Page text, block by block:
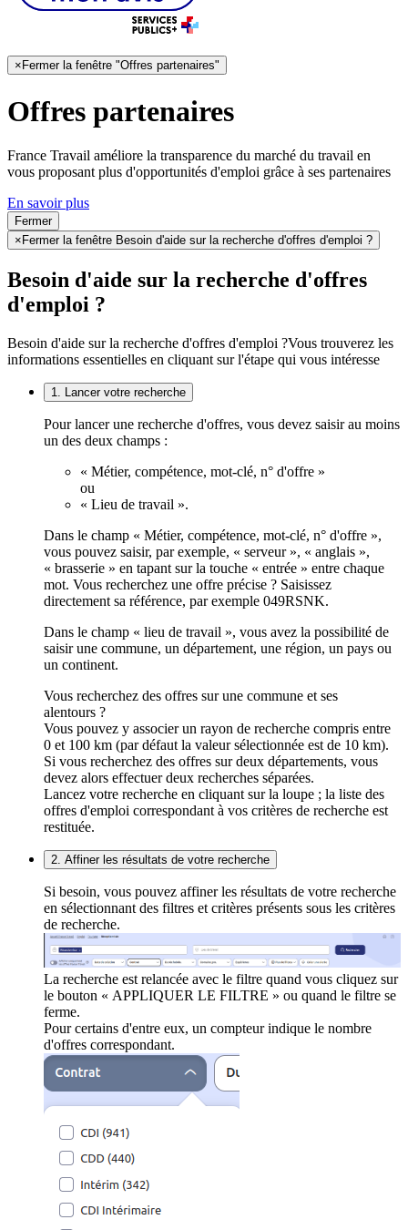
× Fermer la fenêtre "Offres partenaires"
Offres partenaires
France Travail améliore la transparence du marché du travail en
vous proposant plus d'opportunités d'emploi grâce à ses partenaires
En savoir plus
Fermer
× Fermer la fenêtre Besoin d'aide sur la recherche d'offres d'emploi ?
Besoin d'aide sur la recherche d'offres
d'emploi ?
Besoin d'aide sur la recherche d'offres d'emploi ?Vous trouverez les
informations essentielles en cliquant sur l'étape qui vous intéresse
1. Lancer votre recherche
Pour lancer une recherche d'offres, vous devez saisir au moins
un des deux champs :
« Métier, compétence, mot-clé, n° d'offre »
ou
« Lieu de travail ».
Dans le champ « Métier, compétence, mot-clé, n° d'offre »,
vous pouvez saisir, par exemple, « serveur », « anglais »,
« brasserie » en tapant sur la touche « entrée » entre chaque
mot. Vous recherchez une offre précise ? Saisissez
directement sa référence, par exemple 049RSNK.
Dans le champ « lieu de travail », vous avez la possibilité de
saisir une commune, un département, une région, un pays ou
un continent.
Vous recherchez des offres sur une commune et ses
alentours ?
Vous pouvez y associer un rayon de recherche compris entre
0 et 100 km (par défaut la valeur sélectionnée est de 10 km).
Si vous recherchez des offres sur deux départements, vous
devez alors effectuer deux recherches séparées.
Lancez votre recherche en cliquant sur la loupe ; la liste des
offres d'emploi correspondant à vos critères de recherche est
restituée.
2. Affiner les résultats de votre recherche
Si besoin, vous pouvez affiner les résultats de votre recherche
en sélectionnant des filtres et critères présents sous les critères
de recherche.
La recherche est relancée avec le filtre quand vous cliquez sur
le bouton « APPLIQUER LE FILTRE » ou quand le filtre se
ferme.
Pour certains d'entre eux, un compteur indique le nombre
d'offres correspondant.